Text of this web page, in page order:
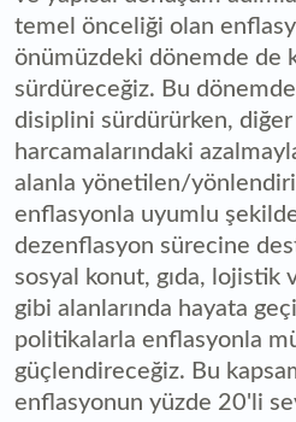
temel önceliği olan
önümüzdeki dönemde de
sürdüreceğiz. Bu
disiplini sürdürürken,
harcamalarındaki
alanla yönetilen/
enflasyonla uyumlu
dezenflasyon sürecine
sosyal konut, gıda,
gibi alanlarında hayata
politikalarla enflasyonla
güçlendireceğiz. Bu
enflasyonun yüzde 20'li